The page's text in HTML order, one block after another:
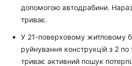
допомогою автодрабини.
триває.
У 21-поверховому житловому
руйнування конструкцій з 2
триває активний пошук